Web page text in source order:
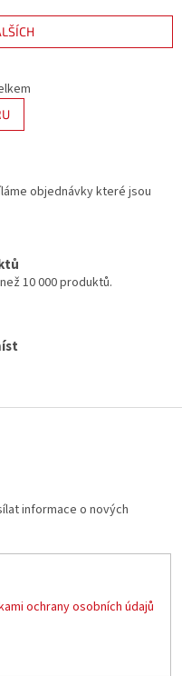
objednávky které jsou
10 000 produktů.
informace o nových
ochrany osobních údajů